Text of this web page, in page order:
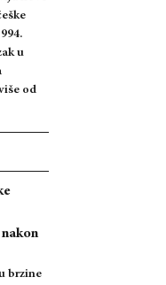
u
od
brzine